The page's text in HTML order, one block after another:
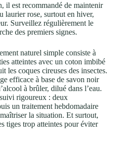
il est recommandé de maintenir
laurier rose, surtout en hiver,
Surveillez régulièrement le
des premiers signes.
naturel simple consiste à
atteintes avec un coton imbibé
les coques cireuses des insectes.
efficace à base de savon noir
à brûler, dilué dans l’eau.
rigoureux : deux
un traitement hebdomadaire
la situation. Et surtout,
tiges trop atteintes pour éviter